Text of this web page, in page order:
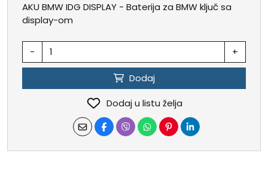
AKU BMW IDG DISPLAY - Baterija za BMW ključ sa
display-om
- +
Dodaj
Dodaj u listu želja